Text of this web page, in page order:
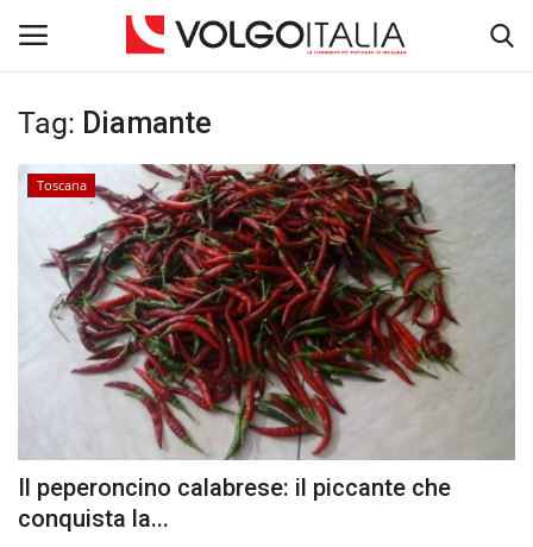
Accedi
La Community
Territorio
Il Fondatore
Dicono di noi
Entra nel Team
Tag: Diamante
Toscana
Il peperoncino calabrese: il piccante che
conquista la...